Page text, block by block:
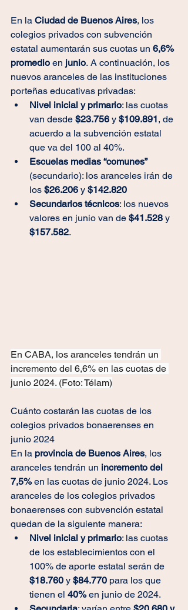
En la Ciudad de Buenos Aires, los
colegios privados con subvención
estatal aumentarán sus cuotas un 6,6%
promedio en junio. A continuación, los
nuevos aranceles de las instituciones
porteñas educativas privadas:
Nivel inicial y primario: las cuotas
van desde $23.756 y $109.891, de
acuerdo a la subvención estatal
que va del 100 al 40%.
Escuelas medias “comunes”
(secundario): los aranceles irán de
los $26.206 y $142.820
Secundarios técnicos: los nuevos
valores en junio van de $41.528 y
$157.582.
En CABA, los aranceles tendrán un
incremento del 6,6% en las cuotas de
junio 2024. (Foto: Télam)
Cuánto costarán las cuotas de los
colegios privados bonaerenses en
junio 2024
En la provincia de Buenos Aires, los
aranceles tendrán un incremento del
7,5% en las cuotas de junio 2024. Los
aranceles de los colegios privados
bonaerenses con subvención estatal
quedan de la siguiente manera:
Nivel inicial y primario: las cuotas
de los establecimientos con el
100% de aporte estatal serán de
$18.760 y $84.770 para los que
tienen el 40% en junio de 2024.